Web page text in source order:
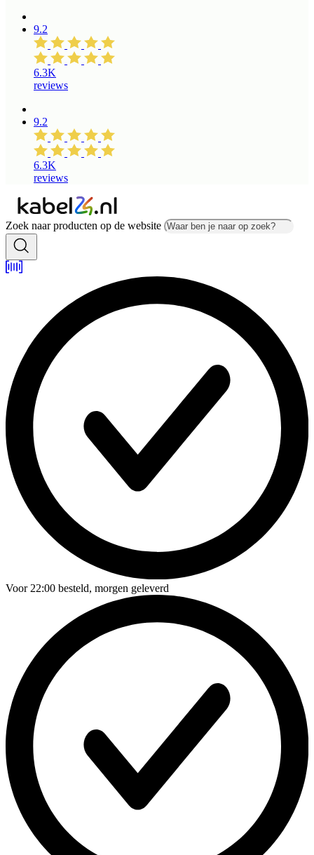
9.2
6.3K
reviews
9.2
6.3K
reviews
Zoek naar producten op de website
Voor22:00 besteld, morgen geleverd